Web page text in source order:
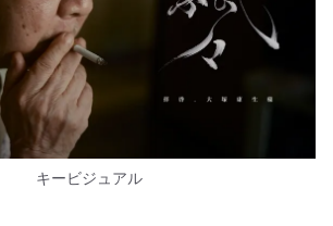
キービジュアル